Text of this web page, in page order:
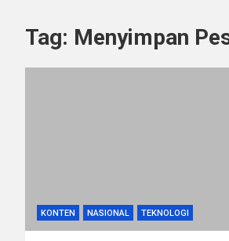
Tag: Menyimpan
KONTEN NASIONAL TEKNOLOGI